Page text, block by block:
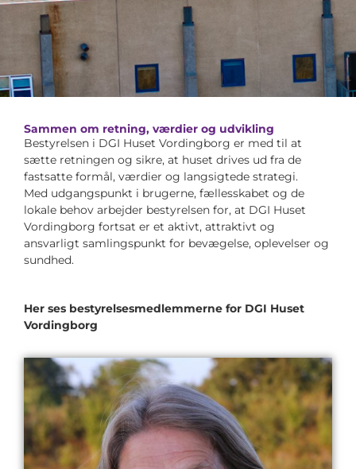
Sammen om retning, værdier og udvikling
Bestyrelsen i DGI Huset Vordingborg er med til at
sætte retningen og sikre, at huset drives ud fra de
fastsatte formål, værdier og langsigtede strategi.
Med udgangspunkt i brugerne, fællesskabet og de
lokale behov arbejder bestyrelsen for, at DGI Huset
Vordingborg fortsat er et aktivt, attraktivt og
ansvarligt samlingspunkt for bevægelse, oplevelser og
sundhed.
Her ses bestyrelsesmedlemmerne for DGI Huset
Vordingborg